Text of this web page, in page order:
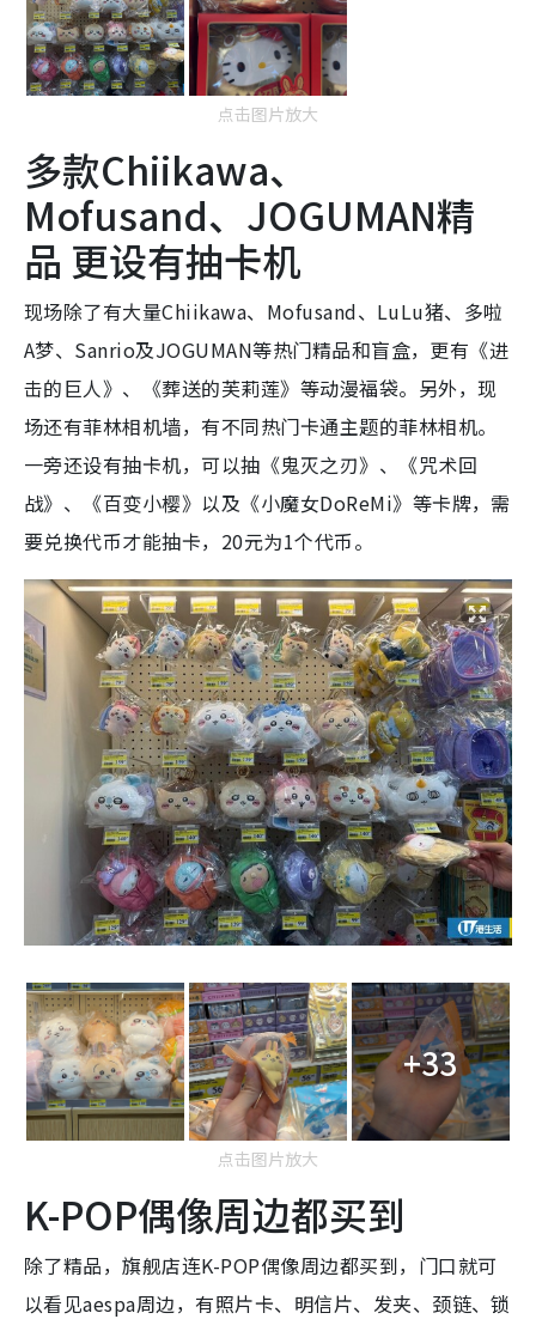
点击图片放大
多款Chiikawa、
Mofusand、JOGUMAN精
品 更设有抽卡机
现场除了有大量Chiikawa、Mofusand、LuLu猪、多啦
A梦、Sanrio及JOGUMAN等热门精品和盲盒，更有《进
击的巨人》、《葬送的芙莉莲》等动漫福袋。另外，现
场还有菲林相机墙，有不同热门卡通主题的菲林相机。
一旁还设有抽卡机，可以抽《鬼灭之刃》、《咒术回
战》、《百变小樱》以及《小魔女DoReMi》等卡牌，需
要兑换代币才能抽卡，20元为1个代币。
+33
点击图片放大
K-POP偶像周边都买到
除了精品，旗舰店连K-POP偶像周边都买到，门口就可
以看见aespa周边，有照片卡、明信片、发夹、颈链、锁